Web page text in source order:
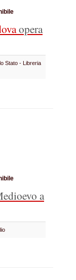
opera
Stato - Libreria
a